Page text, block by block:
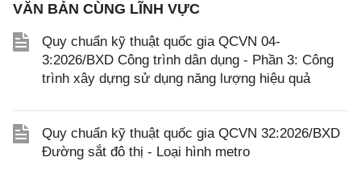
VĂN BẢN CÙNG LĨNH VỰC
Quy chuẩn kỹ thuật quốc gia QCVN 04-
3:2026/BXD Công trình dân dụng - Phần 3: Công
trình xây dựng sử dụng năng lượng hiệu quả
Quy chuẩn kỹ thuật quốc gia QCVN 32:2026/BXD
Đường sắt đô thị - Loại hình metro